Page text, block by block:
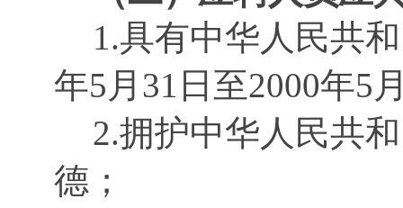
1.具有中华人民共
年5月31日至2000年5
2.拥护中华人民共
德；